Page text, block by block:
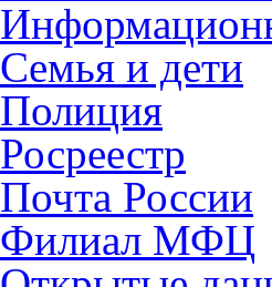
Семья и дети
Полиция
Росреестр
Почта России
Филиал МФЦ